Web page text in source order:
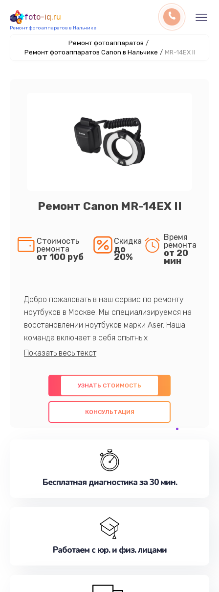
foto-iq.ru
Ремонт фотоаппаратов в Нальчике
Ремонт фотоаппаратов /
Ремонт фотоаппаратов Canon в Нальчике / MR-14EX II
Ремонт Canon MR-14EX II
Стоимость
ремонта
от 100 руб
Скидка
до
20%
Время
ремонта
от 20
мин
Добро пожаловать в наш сервис по ремонту
ноутбуков в Москве. Мы специализируемся на
восстановлении ноутбуков марки Aser. Наша
команда включает в себя опытных
профессионалов с обширными знаниями и
предлагаем быстрый и качественный ремонт с
использованием оригинальных компонентов, а
также гарантируем качество всех
проведенных работ. Наша цель - предоставить
наилучшим образом. Не медлите записаться на
УЗНАТЬ СТОИМОСТЬ
КОНСУЛЬТАЦИЯ
Бесплатная диагностика за 30 мин.
Работаем с юр. и физ. лицами